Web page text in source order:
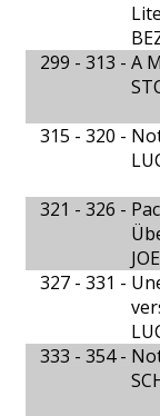
299 - 313 - A
315 - 320 -
321 - 326 -
327 - 331 -
333 - 354 -